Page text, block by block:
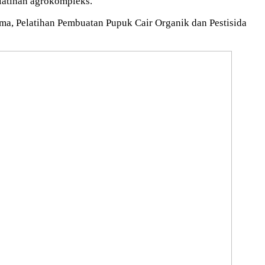
Pelatihan Pembuatan Pupuk Cair Organik dan Pestisida